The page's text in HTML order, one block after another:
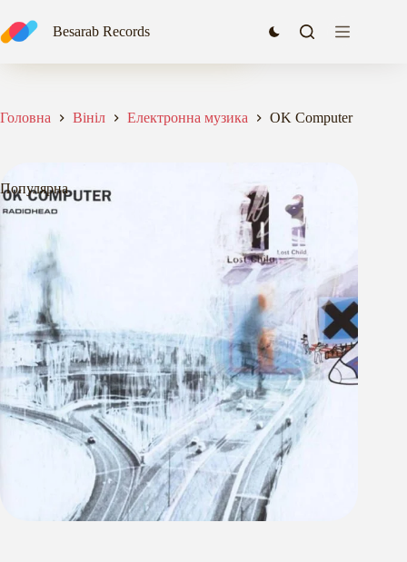
до
вмісту
1875,00₴
Додати в кошик
Besarab Records
Головна Вініл Електронна музика OK Computer
Популярна